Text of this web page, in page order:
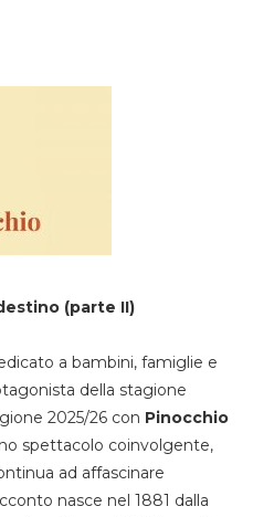
(parte II)
a bambini, famiglie e
della stagione
2025/26 con Pinocchio
spettacolo coinvolgente,
ad affascinare
nasce nel 1881 dalla